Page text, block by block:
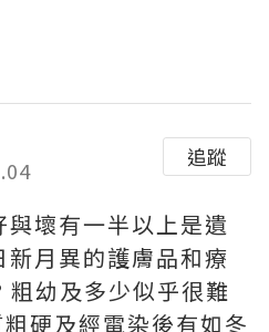
追蹤
壞有一半以上是遺
月異的護膚品和療
粗幼及多少似乎很難
硬及經電染後有如冬